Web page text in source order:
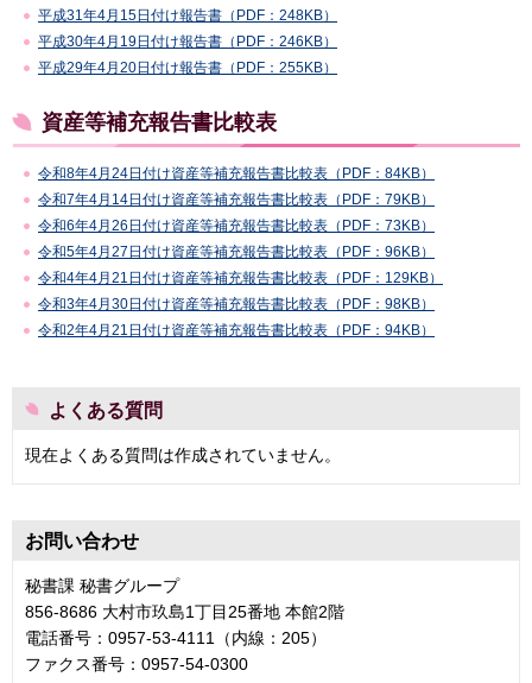
平成31年4月15日付け報告書（PDF：248KB）
平成30年4月19日付け報告書（PDF：246KB）
平成29年4月20日付け報告書（PDF：255KB）
資産等補充報告書比較表
令和8年4月24日付け資産等補充報告書比較表（PDF：84KB）
令和7年4月14日付け資産等補充報告書比較表（PDF：79KB）
令和6年4月26日付け資産等補充報告書比較表（PDF：73KB）
令和5年4月27日付け資産等補充報告書比較表（PDF：96KB）
令和4年4月21日付け資産等補充報告書比較表（PDF：129KB）
令和3年4月30日付け資産等補充報告書比較表（PDF：98KB）
令和2年4月21日付け資産等補充報告書比較表（PDF：94KB）
よくある質問
現在よくある質問は作成されていません。
お問い合わせ
秘書課 秘書グループ
856-8686 大村市玖島1丁目25番地 本館2階
電話番号：0957-53-4111（内線：205）
ファクス番号：0957-54-0300